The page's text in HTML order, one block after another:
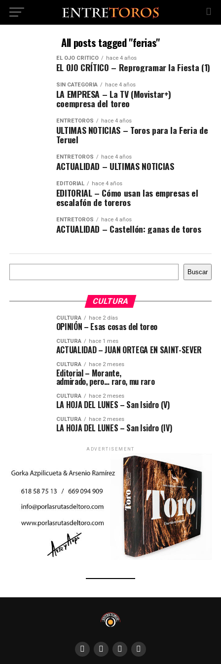
All posts tagged "ferias"
EL OJO CRÍTICO hace 4 años
EL OJO CRÍTICO – Reprogramar la Fiesta (1)
SIN CATEGORÍA hace 4 años
LA EMPRESA – La TV (Movistar+)
coempresa del toreo
ENTRETOROS hace 4 años
ULTIMAS NOTICIAS – Toros para la Feria de
Teruel
ENTRETOROS hace 4 años
ACTUALIDAD – ULTIMAS NOTICIAS
EDITORIAL hace 4 años
EDITORIAL – Cómo usan las empresas el
escalafón de toreros
ENTRETOROS hace 4 años
ACTUALIDAD – Castellón: ganas de toros
Buscar
Buscar
CULTURA
CULTURA hace 2 días
OPINIÓN – Esas cosas del toreo
CULTURA hace 1 mes
ACTUALIDAD – JUAN ORTEGA EN SAINT-SEVER
CULTURA hace 2 meses
Editorial – Morante,
admirado, pero… raro, mu raro
CULTURA hace 2 meses
LA HOJA DEL LUNES – San Isidro (V)
CULTURA hace 2 meses
LA HOJA DEL LUNES – San Isidro (IV)
ADVERTISEMENT